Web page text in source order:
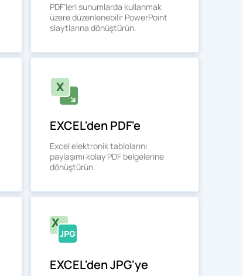
PDF'leri sunumlarda kullanmak
üzere düzenlenebilir PowerPoint
slaytlarına dönüştürün.
EXCEL'den PDF'e
Excel elektronik tablolarını
paylaşımı kolay PDF belgelerine
dönüştürün.
EXCEL'den JPG'ye